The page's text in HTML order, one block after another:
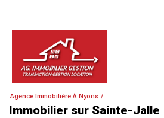
Agence Immobilière À Nyons
Immobilier sur Sainte-Jalle